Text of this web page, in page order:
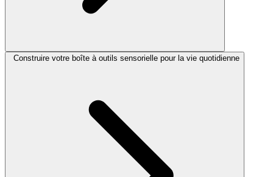
Construire votre boîte à outils sensorielle pour la vie quotidienne